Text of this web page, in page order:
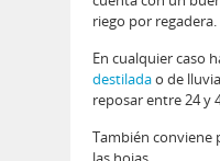
riego por regadera.
En cualquier caso
destiladao de
reposar entre 24 y
También conviene